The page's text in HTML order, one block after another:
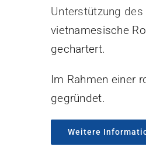
Unterstützung
vietnamesische
gechartert.
Im Rahmen einer
gegründet.
Weitere